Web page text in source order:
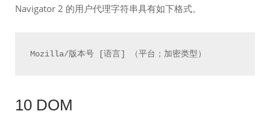
Navigator 2 的用户代理字符串具有如下格式。
10 DOM